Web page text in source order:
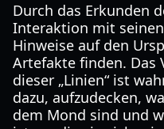
Durch das Erkunden
Interaktion mit
Hinweise auf den
Artefakte finden. Das
dieser „Linien“ ist
dazu, aufzudecken,
dem Mond sind und